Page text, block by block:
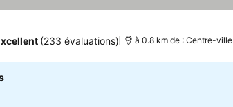
(233 évaluations) à 0.8 km de : Centre-ville